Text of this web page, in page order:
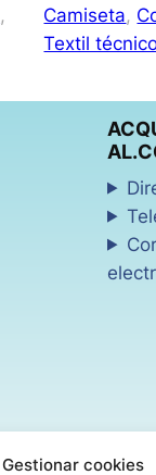
Gestionar cookies
Camiseta,
Textil